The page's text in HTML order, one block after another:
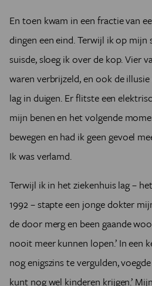
En toen kwam in een fractie van
dingen een eind. Terwijl ik op mijn
suisde, sloeg ik over de kop. Vier
waren verbrijzeld, en ook de
lag in duigen. Er flitste een
mijn benen en het volgende
bewegen en had ik geen gevoel
Ik was verlamd.
Terwijl ik in het ziekenhuis lag –
1992 – stapte een jonge dokter
de door merg en been gaande
nooit meer kunnen lopen.’ In een
nog enigszins te vergulden,
kunt nog wel kinderen krijgen.’